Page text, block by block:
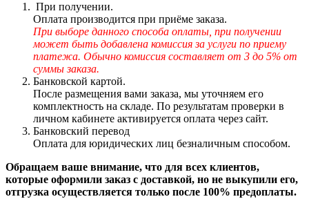
При получении.
Оплата производится при приёме заказа.
При выборе данного способа оплаты, при получении
может быть добавлена комиссия за услуги по приему
платежа. Обычно комиссия составляет от 3 до 5% от
суммы заказа.
Банковской картой.
После размещения вами заказа, мы уточняем его
комплектность на складе. По результатам проверки в
личном кабинете активируется оплата через сайт.
Банковский перевод
Оплата для юридических лиц безналичным способом.
Обращаем ваше внимание, что для всех клиентов,
которые оформили заказ с доставкой, но не выкупили его,
отгрузка осуществляется только после 100% предоплаты.